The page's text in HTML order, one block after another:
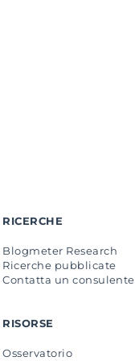
RICERCHE
Blogmeter Research
Ricerche pubblicate
Contatta un consulente
RISORSE
Osservatorio